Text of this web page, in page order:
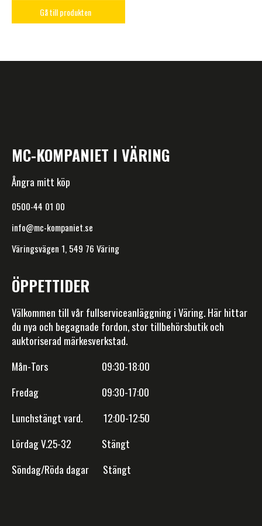
Gå till produkten
MC-KOMPANIET I VÄRING
Ångra mitt köp
0500-44 01 00
info@mc-kompaniet.se
Väringsvägen 1, 549 76 Väring
ÖPPETTIDER
Välkommen till vår fullserviceanläggning i Väring. Här hittar
du nya och begagnade fordon, stor tillbehörsbutik och
auktoriserad märkesverkstad.
Mån-Tors 09:30-18:00
Fredag 09:30-17:00
Lunchstängt vard. 12:00-12:50
Lördag V.25-32 Stängt
Söndag/Röda dagar Stängt